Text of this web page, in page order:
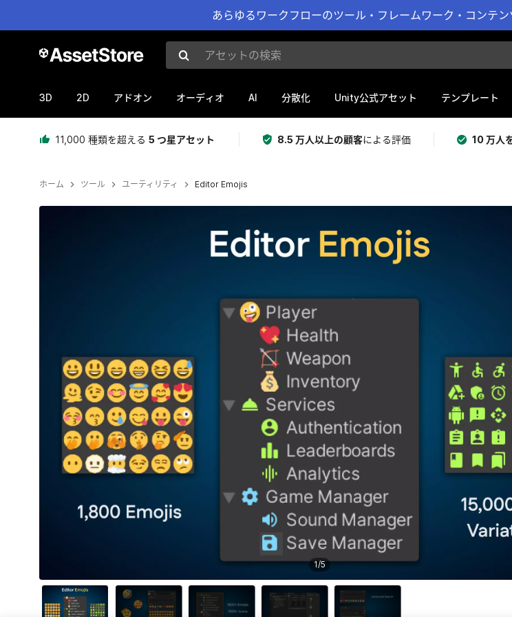
あらゆるワークフローのツール・フレームワーク・コンテ
アセットの検索
3D 2D アドオン オーディオ AI 分散化 Unity公式アセット テンプレート
11,000 種類を超える 5 つ星アセット 8.5 万人以上の顧客による評価 10 万人
ホーム ツール ユーティリティ Editor Emojis
1/5